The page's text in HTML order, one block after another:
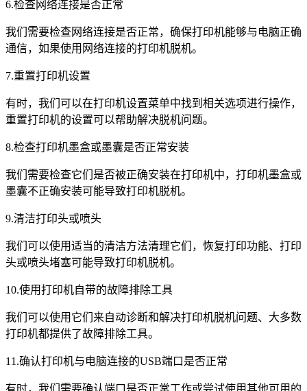
6.检查网络连接是否正常
我们需要检查网络连接是否正常，确保打印机能够与电脑正确
通信，如果使用网络连接的打印机脱机。
7.重置打印机设置
有时，我们可以在打印机设置菜单中找到相关选项进行操作，
重置打印机的设置可以帮助解决脱机问题。
8.检查打印机墨盒或墨囊是否正常安装
我们需要检查它们是否被正确安装在打印机中，打印机墨盒或
墨囊不正确安装可能导致打印机脱机。
9.清洁打印头或喷头
我们可以使用适当的清洁方法清理它们，恢复打印功能、打印
头或喷头堵塞可能导致打印机脱机。
10.使用打印机自带的故障排除工具
我们可以使用它们来自动诊断和解决打印机脱机问题、大多数
打印机都提供了故障排除工具。
11.确认打印机与电脑连接的USB端口是否正常
有时，我们需要确认端口是否正常工作或尝试使用其他可用的